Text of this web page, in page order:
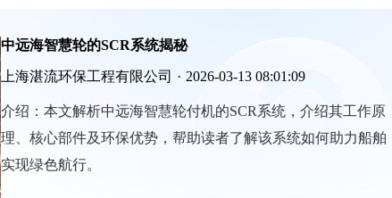
中远海智慧轮的SCR系统揭秘
上海湛流环保工程有限公司 · 2026-03-13 08:01:09
介绍： 本文解析中远海智慧轮付机的SCR系统，介绍其工作原
理、核心部件及环保优势，帮助读者了解该系统如何助力船舶
实现绿色航行。